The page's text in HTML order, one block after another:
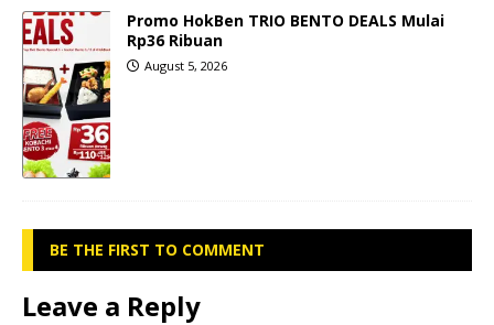
Promo HokBen TRIO BENTO DEALS Mulai
Rp36 Ribuan
August 5, 2026
BE THE FIRST TO COMMENT
Leave a Reply